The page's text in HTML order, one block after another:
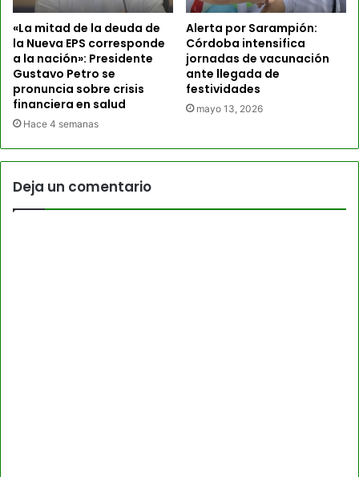
«La mitad de la deuda de
la Nueva EPS corresponde
a la nación»: Presidente
Gustavo Petro se
pronuncia sobre crisis
financiera en salud
Hace 4 semanas
Alerta por Sarampión:
Córdoba intensifica
jornadas de vacunación
ante llegada de
festividades
mayo 13, 2026
Deja un comentario